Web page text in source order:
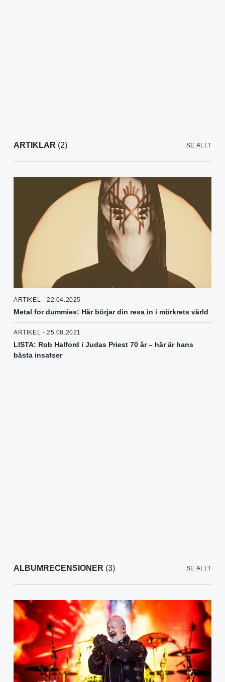
ARTIKLAR (2) SE ALLT
ARTIKEL - 22.04.2025
Metal for dummies: Här börjar din resa in i mörkrets värld
ARTIKEL - 25.08.2021
LISTA: Rob Halford i Judas Priest 70 år – här är hans
bästa insatser
ALBUMRECENSIONER (3) SE ALLT